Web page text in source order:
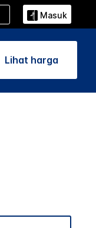
Masuk
Lihat harga